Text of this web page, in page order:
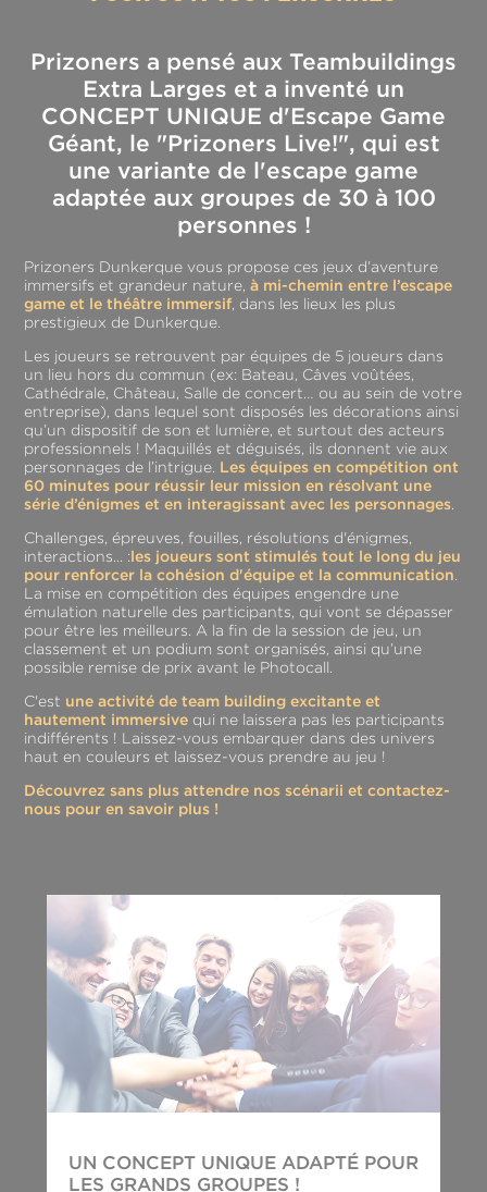
Prizoners a pensé aux Teambuildings
Extra Larges et a inventé un
CONCEPT UNIQUE d'Escape Game
Géant, le "Prizoners Live!", qui est
une variante de l'escape game
adaptée aux groupes de 30 à 100
personnes !
Prizoners Dunkerque vous propose ces jeux d’aventure
immersifs et grandeur nature,à mi-chemin entre l’escape
game et le théâtre immersif, dans les lieux les plus
prestigieux de Dunkerque.
Les joueurs se retrouvent par équipes de 5 joueurs dans
un lieu hors du commun (ex: Bateau, Câves voûtées,
Cathédrale, Château, Salle de concert… ou au sein de votre
entreprise), dans lequel sont disposés les décorations ainsi
qu’un dispositif de son et lumière, et surtout des acteurs
professionnels ! Maquillés et déguisés, ils donnent vie aux
personnages de l’intrigue. Les équipes en compétition ont
60 minutes pour réussir leur mission en résolvant une
série d’énigmes et en interagissant avec les personnages.
Challenges, épreuves, fouilles, résolutions d'énigmes,
interactions... : les joueurs sont stimulés tout le long du jeu
pour renforcer la cohésion d'équipe et la communication.
La mise en compétition des équipes engendre une
émulation naturelle des participants, qui vont se dépasser
pour être les meilleurs. A la fin de la session de jeu, un
classement et un podium sont organisés, ainsi qu’une
possible remise de prix avant le Photocall.
C'est une activité de team building excitante et
hautement immersive qui ne laissera pas les participants
indifférents ! Laissez-vous embarquer dans des univers
haut en couleurs et laissez-vous prendre au jeu !
Découvrez sans plus attendre nos scénarii et contactez-
nous pour en savoir plus !
UN CONCEPT UNIQUE ADAPTÉ POUR
LES GRANDS GROUPES !